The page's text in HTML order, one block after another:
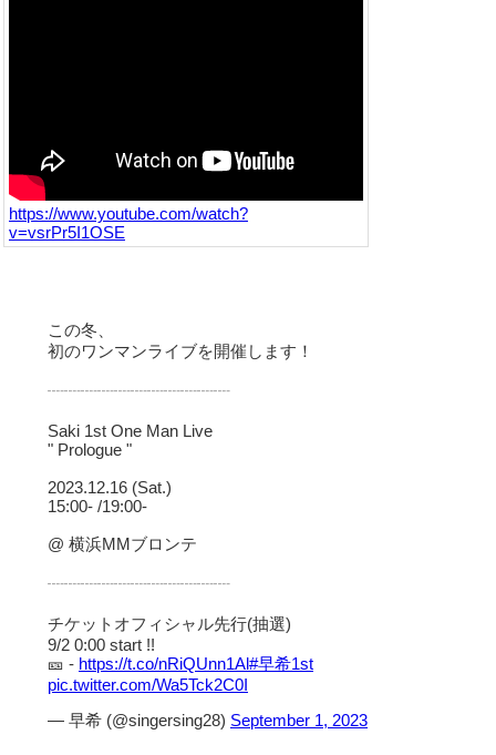
https://www.youtube.com/watch?
v=vsrPr5I1OSE
この冬、
初のワンマンライブを開催します！
┈┈┈┈┈┈┈┈┈┈┈
Saki 1st One Man Live
" Prologue "
2023.12.16 (Sat.)
15:00- /19:00-
@ 横浜MMブロンテ
┈┈┈┈┈┈┈┈┈┈┈
チケットオフィシャル先行(抽選)
9/2 0:00 start !!
🎫 - https://t.co/nRiQUnn1Al#早希1st
pic.twitter.com/Wa5Tck2C0I
— 早希 (@singersing28) September 1, 2023